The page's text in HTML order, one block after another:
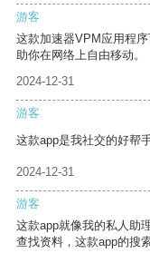
游客
这款加速器VPM应用程
助你在网络上自由移动。
2024-12-31
游客
这款app是我社交的好帮
2024-12-31
游客
这款app就像我的私人助
查找资料，这款app的搜